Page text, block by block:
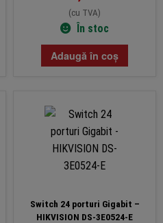
(cu TVA)
În stoc
Adaugă în coș
Switch 24 porturi Gigabit –
HIKVISION DS-3E0524-E